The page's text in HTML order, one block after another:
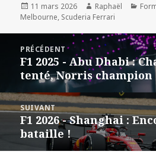
Publié
le
11 mars 2026 Auteur
Raphaël
Melbourne, Scuderia Ferrari
l’article
PRÉCÉDENT
Article
précédent :
F1 2025 - Abu Dhabi :
tenté, Norris champion
SUIVANT
Article
suivant :
F1 2026 - Shanghai :
bataille !